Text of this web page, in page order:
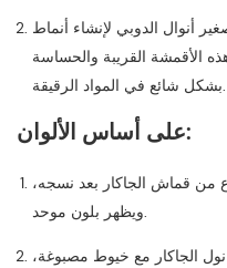
أنوال الدوبي لإنشاء أنماط
الأقمشة القريبة والحساسة
بشكل شائع في المواد الرقيقة.
على أساس الألوان:
من قماش الجاكار بعد نسجه،
ويظهر بلون موحد.
نول الجاكار مع خيوط مصبوغة،